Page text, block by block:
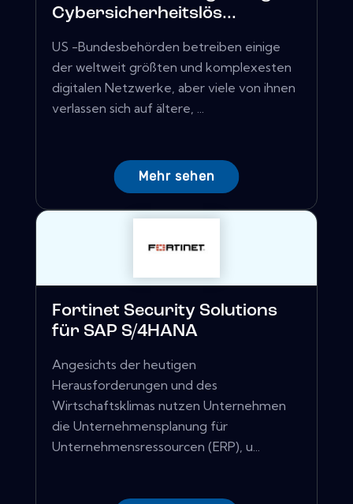
Cybersicherheitslös...
US -Bundesbehörden betreiben einige
der weltweit größten und komplexesten
digitalen Netzwerke, aber viele von ihnen
verlassen sich auf ältere, ...
Mehr sehen
Fortinet Security Solutions
für SAP S/4HANA
Angesichts der heutigen
Herausforderungen und des
Wirtschaftsklimas nutzen Unternehmen
die Unternehmensplanung für
Unternehmensressourcen (ERP), u...